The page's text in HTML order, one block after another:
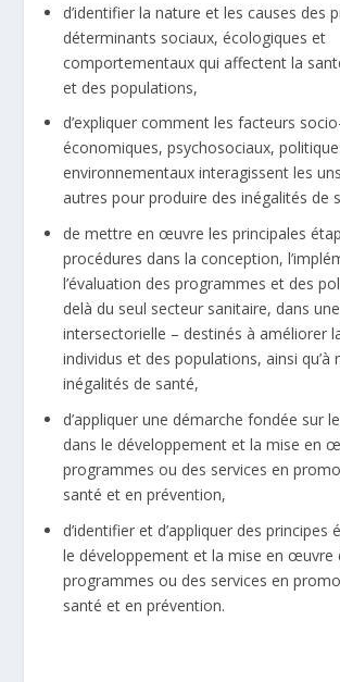
d’identifier la nature et les causes des
déterminants sociaux, écologiques et
comportementaux qui affectent la
et des populations,
d’expliquer comment les facteurs
économiques, psychosociaux,
environnementaux interagissent les
autres pour produire des inégalités de
de mettre en œuvre les principales
procédures dans la conception,
l’évaluation des programmes et des
delà du seul secteur sanitaire, dans
intersectorielle – destinés à améliorer
individus et des populations, ainsi qu’à
inégalités de santé,
d’appliquer une démarche fondée sur
dans le développement et la mise en
programmes ou des services en
santé et en prévention,
d’identifier et d’appliquer des principes
le développement et la mise en œuvre
programmes ou des services en
santé et en prévention.